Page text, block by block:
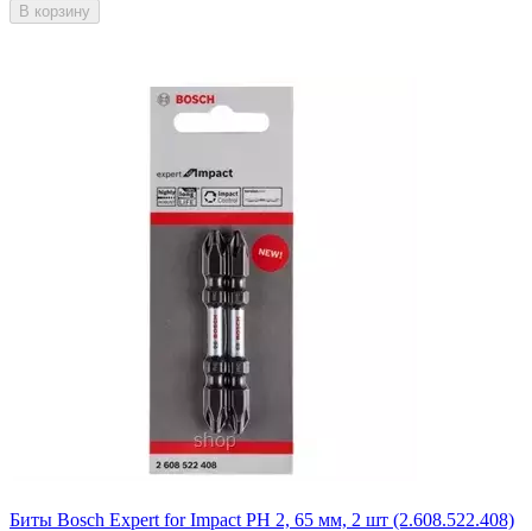
В корзину
Биты Bosch Expert for Impact PH 2, 65 мм, 2 шт (2.608.522.408)